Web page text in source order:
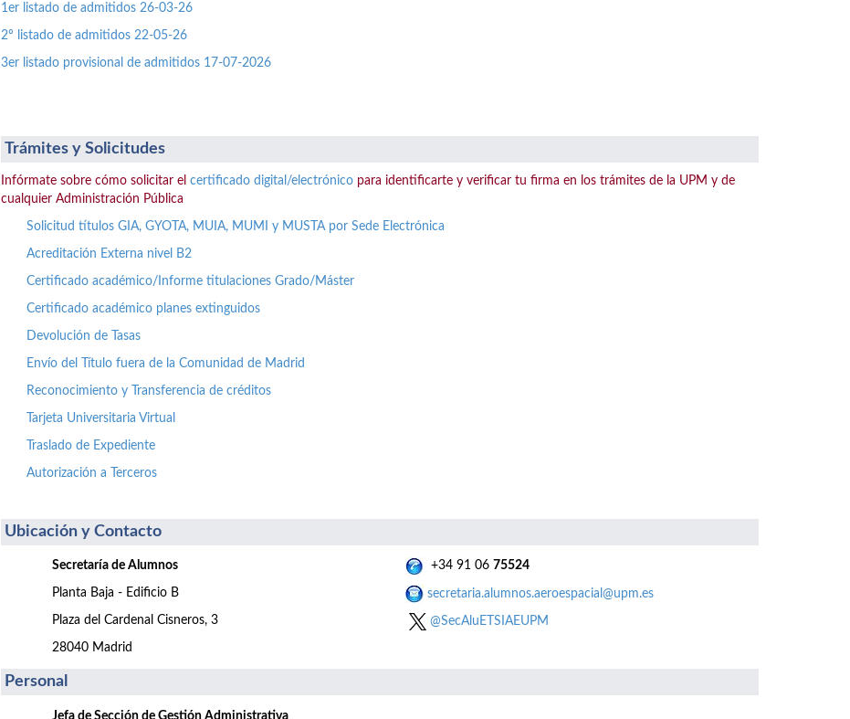
1er listado de admitidos 26-03-26
2º listado de admitidos 22-05-26
3er listado provisional de admitidos 17-07-2026
Trámites y Solicitudes
Infórmate sobre cómo solicitar el certificado digital/electrónico para identificarte y verificar tu firma en los trámites de la UPM y de
cualquier Administración Pública
Solicitud títulos GIA, GYOTA, MUIA, MUMI y MUSTA por Sede Electrónica
Acreditación Externa nivel B2
Certificado académico/Informe titulaciones Grado/Máster
Certificado académico planes extinguidos
Devolución de Tasas
Envío del Título fuera de la Comunidad de Madrid
Reconocimiento y Transferencia de créditos
Tarjeta Universitaria Virtual
Traslado de Expediente
Autorización a Terceros
Ubicación y Contacto
Secretaría de Alumnos
Planta Baja - Edificio B
Plaza del Cardenal Cisneros, 3
28040 Madrid
+34 91 06 75524
secretaria.alumnos.aeroespacial@upm.es
@SecAluETSIAEUPM
Personal
Jefa de Sección de Gestión Administrativa